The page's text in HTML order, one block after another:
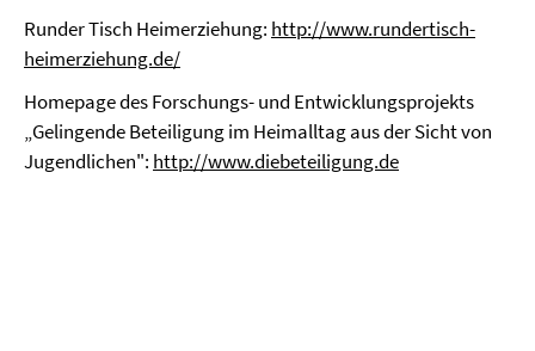
Runder Tisch Heimerziehung: http://www.rundertisch-
heimerziehung.de/
Homepage des Forschungs- und Entwicklungsprojekts
„Gelingende Beteiligung im Heimalltag aus der Sicht von
Jugendlichen": http://www.diebeteiligung.de